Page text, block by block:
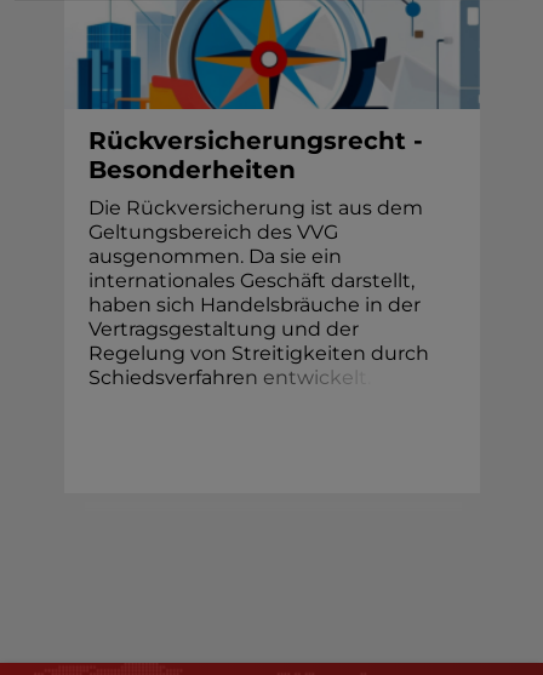
Rückversicherungsrecht -
Besonderheiten
Die Rückversicherung ist aus dem
Geltungsbereich des VVG
ausgenommen. Da sie ein
internationales Geschäft darstellt,
haben sich Handelsbräuche in der
Vertragsgestaltung und der
Regelung von Streitigkeiten durch
Schiedsverfahren entwicke